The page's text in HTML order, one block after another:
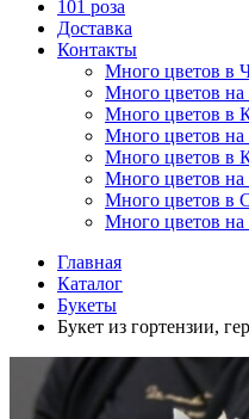
101 роза
Доставка
Контакты
Много цветов в
Много цветов
Много цветов в
Много цветов на
Много цветов в
Много цветов на
Много цветов в
Много цветов на
Главная
Каталог
Букеты
Букет из гортензии,